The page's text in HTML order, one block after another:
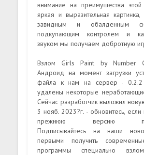
внимание на преимущества
яркая и выразительная
завидным и обалденным
подкупающим контролем и
звуком мы получаем добротную
Взлом Girls Paint by Number
Андроид на момент загрузки
файла к нам на сервер - 0.2.2
удалены некоторые
Сейчас разработчик выложил
3 нояб. 2023?г. - обновитесь,
прежнюю версию
Подписывайтесь на наши
первыми получить
программы специально